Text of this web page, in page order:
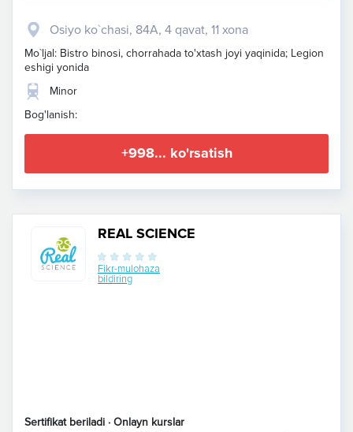
Osiyo ko`chasi, 84A, 4 qavat, 11 xona
Mo`ljal: Bistro binosi, chorrahada to'xtash joyi yaqinida; Legion
eshigi yonida
Minor
Bog'lanish:
+998... ko'rsatish
REAL SCIENCE
Fikr-mulohaza
bildiring
Sertifikat beriladi · Onlayn kurslar